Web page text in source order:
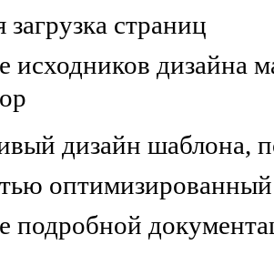
загрузка страниц
исходников дизайна
дизайн шаблона,
подробной